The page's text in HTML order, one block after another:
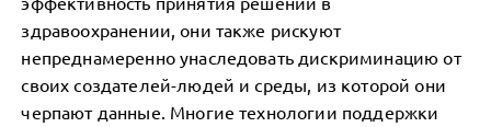
здравоохранении, они также рискуют
непреднамеренно унаследовать дискриминацию от
своих создателей-людей и среды, из которой они
черпают данные. Многие технологии поддержки